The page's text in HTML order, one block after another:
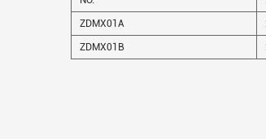
ZDMX01A
ZDMX01B